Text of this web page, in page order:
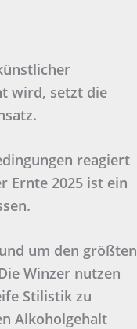
wird, setzt die
reagiert
Ernte 2025 ist ein
um den größten
Winzer nutzen
Stilistik zu
Alkoholgehalt